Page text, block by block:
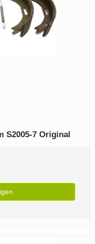
S2005‑7 Original